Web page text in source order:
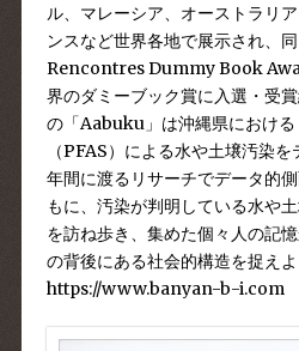
ル、マレーシア、オーストラリ
ンスなど世界各地で展示され、
Rencontres Dummy Book
界のダミーブック賞に入選・受
の「Aabuku」 は沖縄県における
（PFAS）による水や土壌汚染
年間に渡るリサーチでデータ的
もに、汚染が判明している水や
を訪ね歩き、集めた個々人の記
の背後にある社会的構造を捉えよ
https://www.banyan-b-i.com